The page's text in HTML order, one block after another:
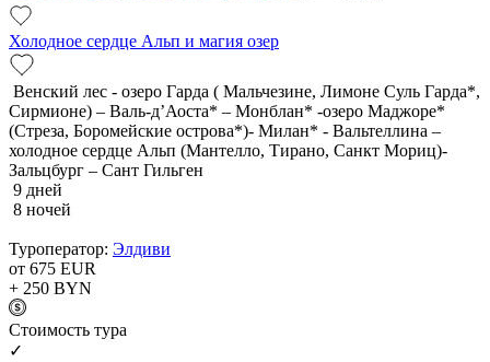
Холодное сердце Альп и магия озер
Венский лес - озеро Гарда ( Мальчезине, Лимоне Суль Гарда*,
Сирмионе) – Валь-д’Аоста* – Монблан* -озеро Маджоре*
(Стреза, Боромейские острова*)- Милан* - Вальтеллина –
холодное сердце Альп (Мантелло, Тирано, Санкт Мориц)-
Зальцбург – Сант Гильген
9 дней
8 ночей
Туроператор: Элдиви
от 675 EUR
+ 250 BYN
Cтоимость тура
✓